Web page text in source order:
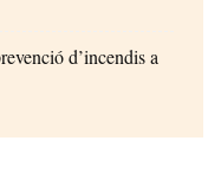
d’incendis a